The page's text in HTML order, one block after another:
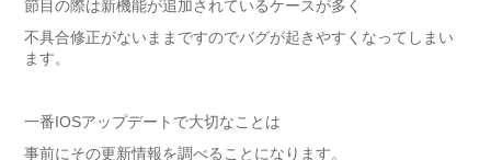
節目の際は新機能が追加されているケースが多く
不具合修正がないままですのでバグが起きやすくなってしまい
ます。
一番IOSアップデートで大切なことは
事前にその更新情報を調べることになります。